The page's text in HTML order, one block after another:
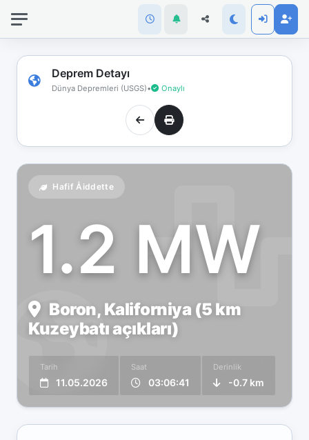
Deprem Detayı
Dünya Depremleri (USGS)• Onaylı
Hafif Åiddette
1.2 MW
Boron, Kaliforniya (5 km
Kuzeybatı açıkları)
Tarih
11.05.2026
Saat
03:06:41
Derinlik
-0.7 km
bağlantınız
koptu!
Çevrimdışı
moddasınız.